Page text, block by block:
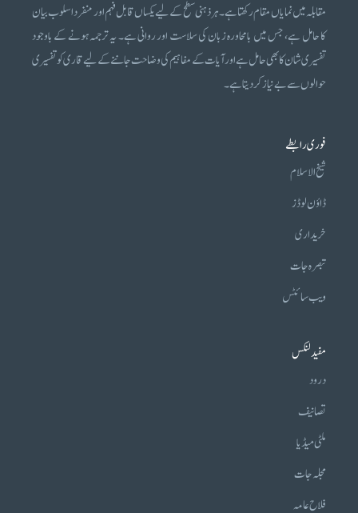
مقابلہ میں نمایاں مقام رکھتا ہے۔ ہر ذہنی سطح کے لیے یکساں قابل فہم اور منفرد اسلوب بیان
کا حامل ہے، جس میں بامحاورہ زبان کی سلاست اور روانی ہے۔ یہ ترجمہ ہونے کے باوجود
تفسیری شان کا بھی حامل ہے اور آیات کے مفاہیم کی وضاحت جاننے کے لیے قاری کو تفسیری
حوالوں سے بے نیاز کر دیتا ہے۔
فوری رابطے
شیخ الاسلام
ڈاؤن لوڈز
خریداری
تبصرہ جات
ویب سائٹس
مفید لنکس
درود
تصانیف
ملٹی میڈیا
مجلہ جات
فلاح عامہ